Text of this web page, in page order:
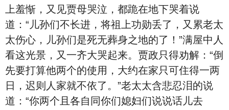
上羞惭，又见贾母哭泣，都跪在地下哭着说
道：“儿孙们不长进，将祖上功勋丢了，又累老太
太伤心，儿孙们是死无葬身之地的了！”满屋中人
看这光景，又一齐大哭起来。贾政只得劝解：“倒
先要打算他两个的使用，大约在家只可住得一两
日，迟则人家就不依了。”老太太含悲忍泪的说
道：“你两个且各自同你们媳妇们说说话儿去